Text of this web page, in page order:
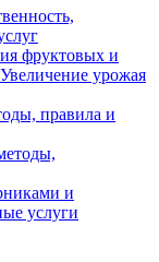
фруктовых и
урожая
правила и
и
услуги